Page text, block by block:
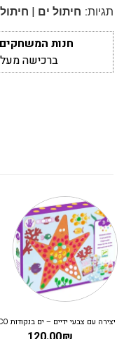
תגיות: חיתול ים |
חנות
ברכישה מעל 250₪ שליח עד הבית חינם